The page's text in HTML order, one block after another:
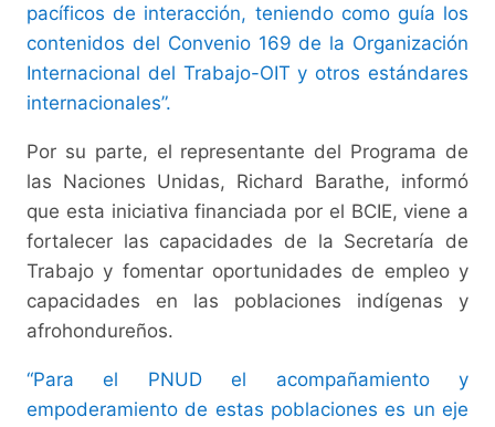
pacíficos de interacción, teniendo como guía los
contenidos del Convenio 169 de la Organización
Internacional del Trabajo-OIT y otros estándares
internacionales”.
Por su parte, el representante del Programa de
las Naciones Unidas, Richard Barathe, informó
que esta iniciativa financiada por el BCIE, viene a
fortalecer las capacidades de la Secretaría de
Trabajo y fomentar oportunidades de empleo y
capacidades en las poblaciones indígenas y
afrohondureños.
“Para el PNUD el acompañamiento y
empoderamiento de estas poblaciones es un eje